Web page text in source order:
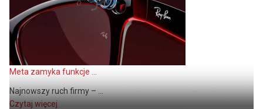
Meta zamyka funkcje ...
Najnowszy ruch firmy – ...
Czytaj więcej